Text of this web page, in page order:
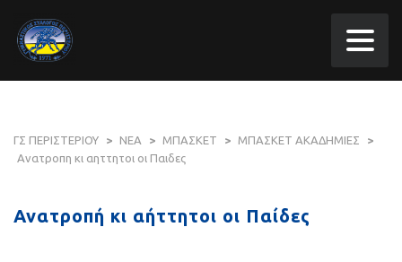
ΓΣ ΠΕΡΙΣΤΕΡΙΟΥ > ΝΕΑ > ΜΠΑΣΚΕΤ > ΜΠΑΣΚΕΤ ΑΚΑΔΗΜΙΕΣ
>
Ανατροπη κι αηττητοι οι Παιδες
Ανατροπή κι αήττητοι οι Παίδες